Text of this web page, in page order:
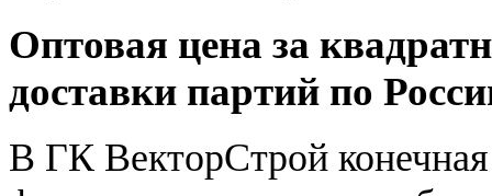
Оптовая цена за
доставки партий по
В ГК ВекторСтрой